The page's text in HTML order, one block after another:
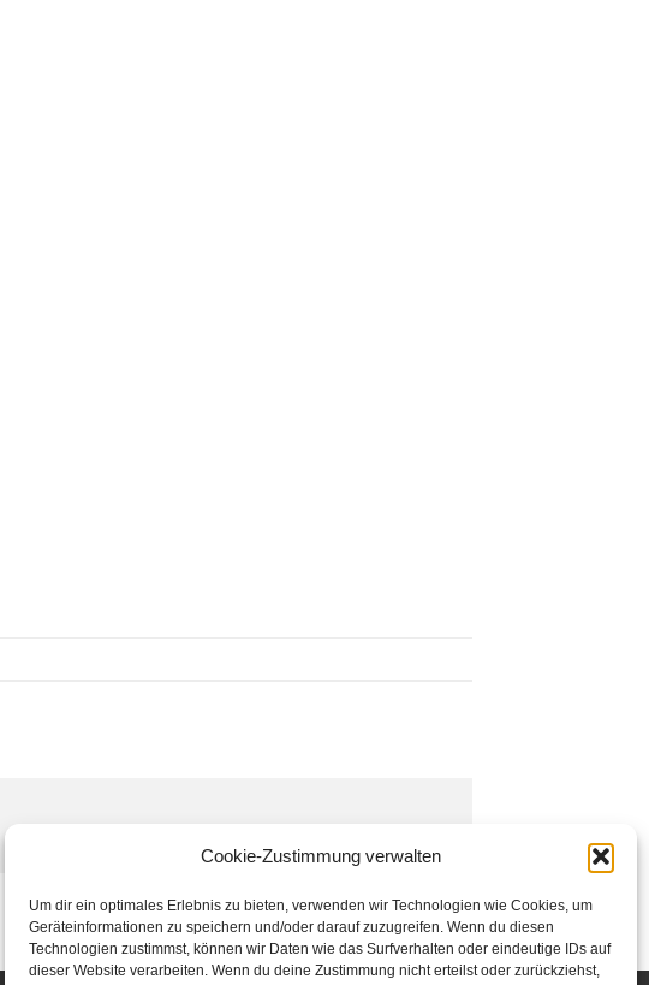
Cookie-Zustimmung verwalten
Um dir ein optimales Erlebnis zu bieten, verwenden wir Technologien wie Cookies, um
Geräteinformationen zu speichern und/oder darauf zuzugreifen. Wenn du diesen
Technologien zustimmst, können wir Daten wie das Surfverhalten oder eindeutige IDs auf
dieser Website verarbeiten. Wenn du deine Zustimmung nicht erteilst oder zurückziehst,